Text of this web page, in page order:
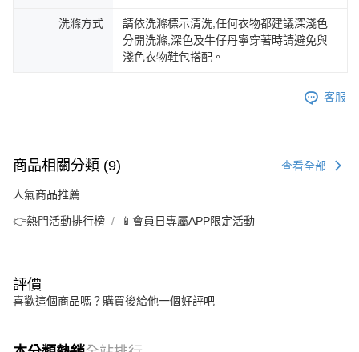
洗滌方式
請依洗滌標示清洗,任何衣物都建議深淺色
分開洗滌,深色及牛仔丹寧穿著時請避免與
淺色衣物鞋包搭配。
客服
商品相關分類 (9) 查看全部
人氣商品推薦
👉熱門活動排行榜 📱會員日專屬APP限定活動
評價
喜歡這個商品嗎？購買後給他一個好評吧